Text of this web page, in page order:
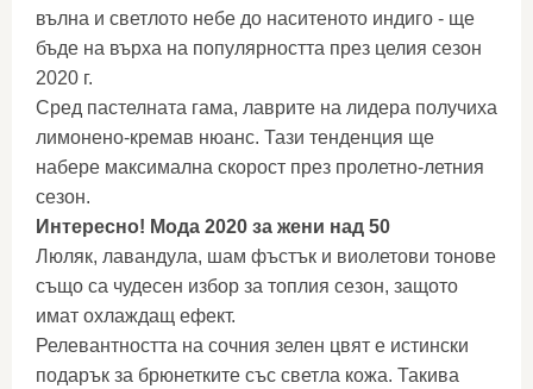
вълна и светлото небе до наситеното индиго - ще
бъде на върха на популярността през целия сезон
2020 г.
Сред пастелната гама, лаврите на лидера получиха
лимонено-кремав нюанс. Тази тенденция ще
набере максимална скорост през пролетно-летния
сезон.
Интересно! Мода 2020 за жени над 50
Люляк, лавандула, шам фъстък и виолетови тонове
също са чудесен избор за топлия сезон, защото
имат охлаждащ ефект.
Релевантността на сочния зелен цвят е истински
подарък за брюнетките със светла кожа. Такива